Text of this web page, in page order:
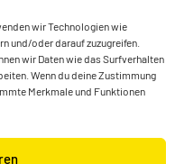
wir Technologien wie
und/oder darauf zuzugreifen.
wir Daten wie das Surfverhalten
Wenn du deine Zustimmung
Merkmale und Funktionen